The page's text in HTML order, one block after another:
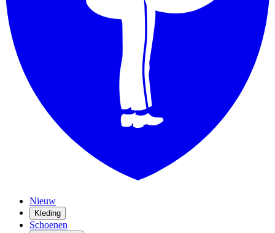
Nieuw
Kleding
Schoenen